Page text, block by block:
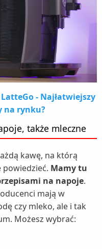
- Najłatwiejszy
na rynku?
także mleczne
kawę, na którą
powiedzieć. Mamy tu
na napoje.
mają w
czy mleko, ale i tak
Możesz wybrać: